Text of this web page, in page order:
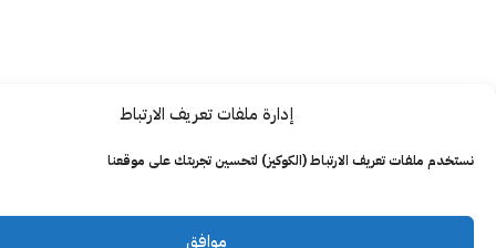
إدارة ملفات تعريف الارتباط
تعريف الارتباط (الكوكيز) لتحسين تجربتك على موقعنا